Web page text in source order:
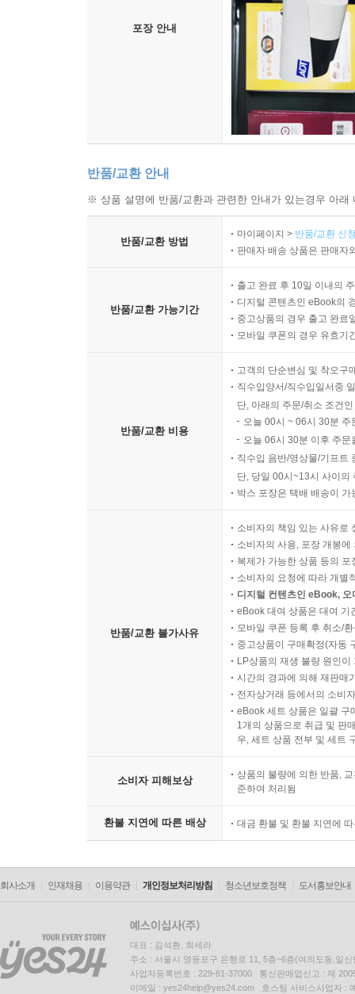
포장 안내
반품/교환 안내
※ 상품 설명에 반품/교환과 관련한 안내가 있는경우 아
반품/교환 방법
마이페이지 > 반품/교환 신
판매자 배송 상품은 판매자
반품/교환 가능기간
출고 완료 후 10일 이내의
디지털 콘텐츠인 eBook의
중고상품의 경우 출고 완료
모바일 쿠폰의 경우 유효기
반품/교환 비용
고객의 단순변심 및 착오구
직수입양서/직수입일서중
단, 아래의 주문/취소 조건
오늘 00시 ~ 06시 30분
오늘 06시 30분 이후 주
직수입 음반/영상물/기프트
단, 당일 00시~13시 사이의
박스 포장은 택배 배송이
반품/교환 불가사유
소비자의 책임 있는 사유로
소비자의 사용, 포장 개봉
복제가 가능한 상품 등의
소비자의 요청에 따라 개별
디지털 컨텐츠인 eBook,
eBook 대여 상품은 대여 기
모바일 쿠폰 등록 후 취소/
중고상품이 구매확정(자동
LP상품의 재생 불량 원인
시간의 경과에 의해 재판매
전자상거래 등에서의 소비
eBook 세트 상품은 일괄 구
1개의 상품으로 취급 및 판
우, 세트 상품 전부 및 세트
소비자 피해보상
상품의 불량에 의한 반품,
준하여 처리됨
환불 지연에 따른 배상 대금 환불 및 환불 지연에
회사소개 인재채용 이용약관 개인정보처리방침 청소년보호정책 도서홍보안내
대표 : 김석환, 최세라
주소 : 서울시 영등포구 은행로 11, 5층~6층(여의도동,일신
사업자등록번호 : 229-81-37000 통신판매업신고 : 제
이메일 : yes24help@yes24.com 호스팅 서비스사업자 :